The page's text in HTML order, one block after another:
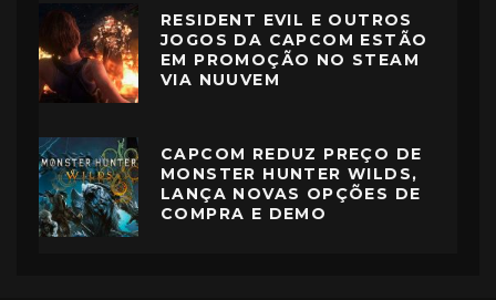
RESIDENT EVIL E OUTROS
JOGOS DA CAPCOM ESTÃO
EM PROMOÇÃO NO STEAM
VIA NUUVEM
CAPCOM REDUZ PREÇO DE
MONSTER HUNTER WILDS,
LANÇA NOVAS OPÇÕES DE
COMPRA E DEMO